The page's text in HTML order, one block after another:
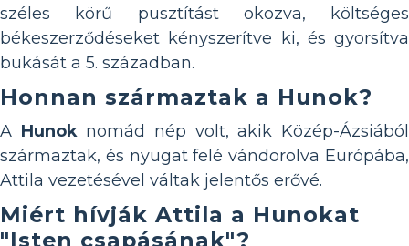
széles körű pusztítást okozva, költséges
békeszerződéseket kényszerítve ki, és gyorsítva
bukását a 5. században.
Honnan származtak a Hunok?
A Hunoknomád nép volt, akik Közép-Ázsiából
származtak, és nyugat felé vándorolva Európába,
Attila vezetésével váltak jelentős erővé.
Miért hívják Attila a Hunokat
"Isten csapásának"?